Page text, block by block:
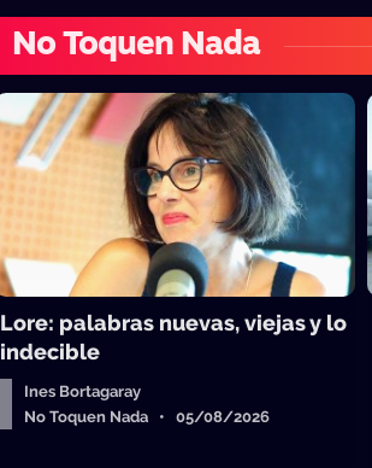
No Toquen Nada
Lore: palabras nuevas, viejas y lo
indecible
Ines Bortagaray
No Toquen Nada • 05/08/2026